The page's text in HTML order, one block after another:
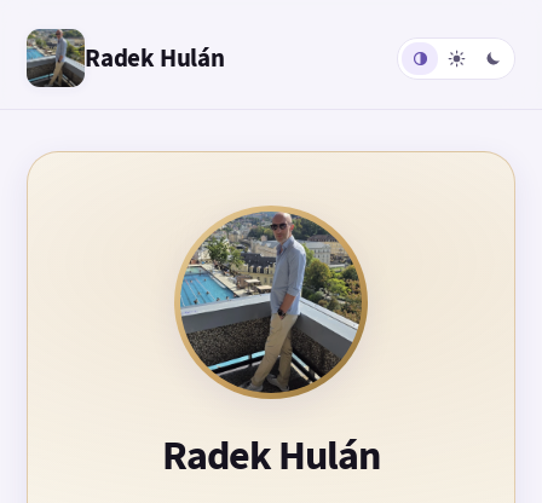
Radek Hulán
Radek Hulán